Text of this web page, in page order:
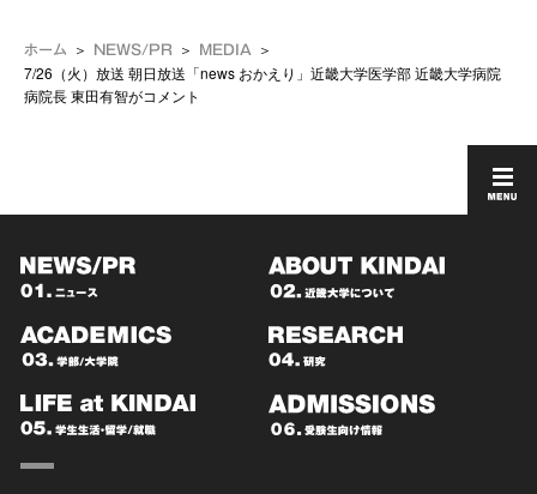
ホーム NEWS/PR MEDIA
7/26（火）放送 朝日放送「news おかえり」近畿大学医学部 近畿大学病院
病院長 東田有智がコメント